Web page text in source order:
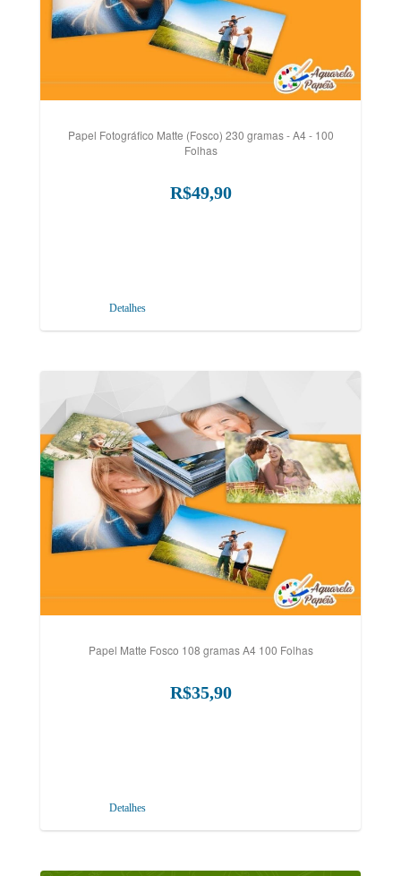
Papel Fotográfico Matte (Fosco) 230 gramas - A4 - 100
Folhas
R$49,90
Detalhes
Papel Matte Fosco 108 gramas A4 100 Folhas
R$35,90
Detalhes